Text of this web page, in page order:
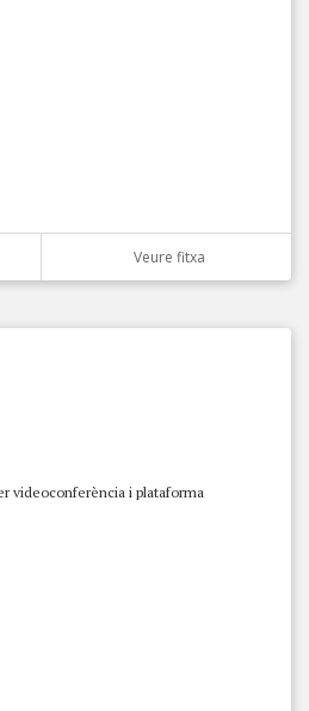
Veure fitxa
videoconferència i plataforma